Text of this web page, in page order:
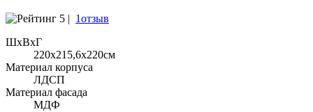
5 | 1отзыв
ШхВхГ
220x215,6х220см
Материал корпуса
ЛДСП
Материал фасада
МДФ